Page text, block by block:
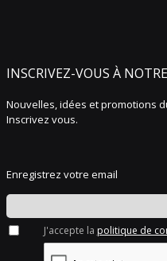
INSCRIVEZ-VOUS À
Nouvelles, idées et promotions
Inscrivez vous.
Enregistrez votre email
J'accepte la politique de